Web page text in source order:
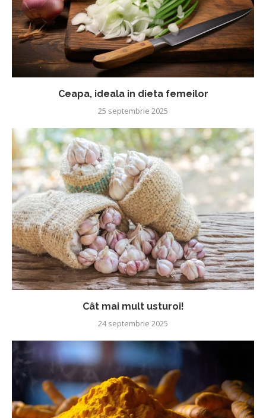
Ceapa, ideala in dieta femeilor
25 septembrie 2025
Cât mai mult usturoi!
24 septembrie 2025